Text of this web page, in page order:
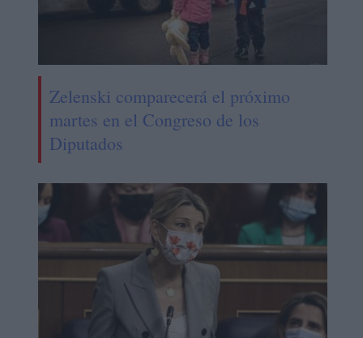
Zelenski comparecerá el próximo
martes en el Congreso de los
Diputados